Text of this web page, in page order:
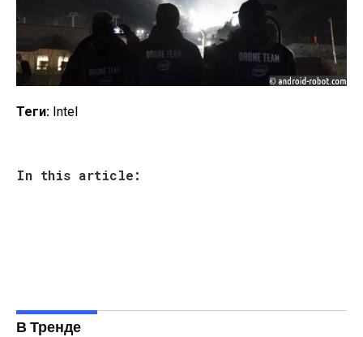
Теги: Intel
In this article:
В Тренде